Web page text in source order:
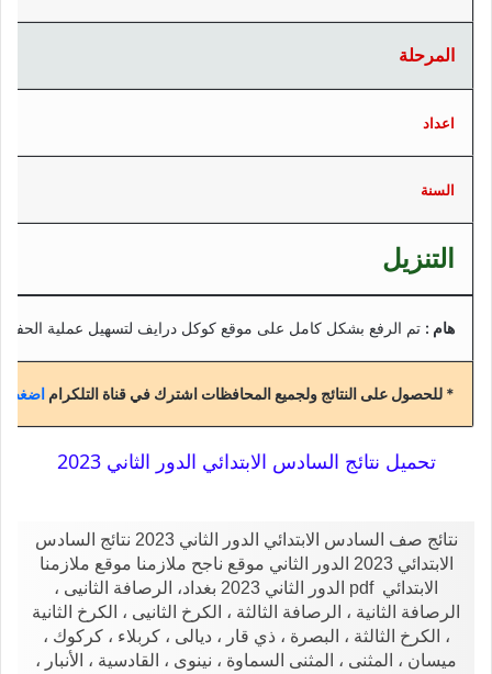
المرحلة
اعداد
السنة
التنزيل
هام : تم الرفع بشكل كامل على موقع كوكل درايف لتسهيل عملية الحفظ
* للحصول على النتائج ولجميع المحافظات اشترك في قناة التلكرام اضغط
تحميل نتائج السادس الابتدائي الدور الثاني 2023
نتائج صف السادس الابتدائي الدور الثاني 2023 نتائج السادس
الابتدائي 2023 الدور الثاني موقع ناجح ملازمنا موقع ملازمنا
الابتدائي pdf الدور الثاني 2023 بغداد، الرصافة الثانيى ،
الرصافة الثانية ، الرصافة الثالثة ، الكرخ الثانيى ، الكرخ الثانية
، الكرخ الثالثة ، البصرة ، ذي قار ، ديالى ، كربلاء ، كركوك ،
ميسان ، المثنى ، المثنى السماوة ، نينوى ، القادسية ، الأنبار ،